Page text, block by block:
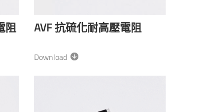
阻 AVF 抗硫化耐高壓電阻
Download